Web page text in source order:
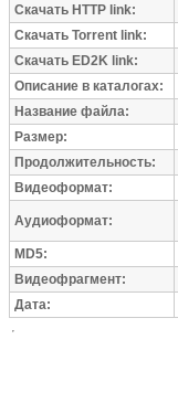
Скачать HTTP link:
Скачать Torrent link:
Скачать ED2K link:
Описание в каталогах:
Название файла:
Размер:
Продолжительность:
Видеоформат:
Аудиоформат:
MD5:
Видеофрагмент:
Дата: